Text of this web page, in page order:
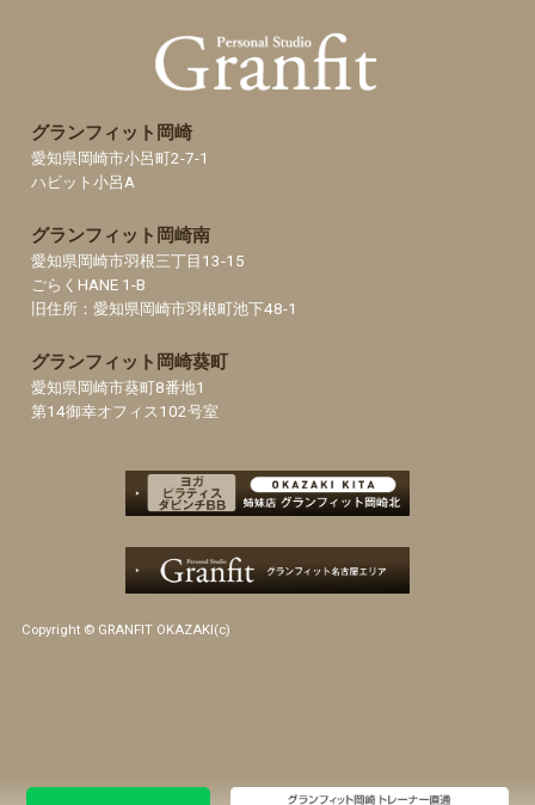
グランフィット岡崎
愛知県岡崎市小呂町2-7-1
ハビット小呂A
グランフィット岡崎南
愛知県岡崎市羽根三丁目13-15
ごらくHANE 1-B
旧住所：愛知県岡崎市羽根町池下48-1
グランフィット岡崎葵町
愛知県岡崎市葵町8番地1
第14御幸オフィス102号室
Copyright © GRANFIT OKAZAKI(c)